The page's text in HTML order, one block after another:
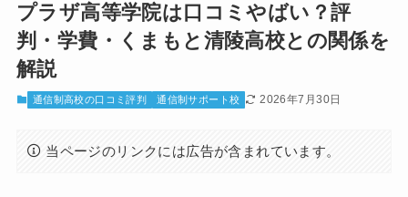
プラザ高等学院は口コミやばい？評
判・学費・くまもと清陵高校との関係を
解説
通信制高校の口コミ評判 通信制サポート校 2026年7月30日
当ページのリンクには広告が含まれています。